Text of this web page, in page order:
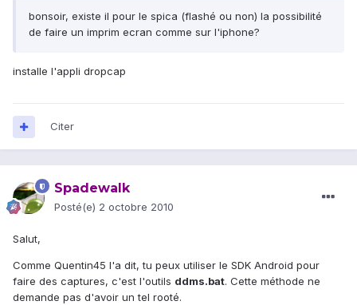
bonsoir, existe il pour le spica (flashé ou non) la possibilité
de faire un imprim ecran comme sur l'iphone?
installe l'appli dropcap
Citer
Spadewalk
Posté(e) 2 octobre 2010
Salut,
Comme Quentin45 l'a dit, tu peux utiliser le SDK Android pour
faire des captures, c'est l'outils ddms.bat. Cette méthode ne
demande pas d'avoir un tel rooté.